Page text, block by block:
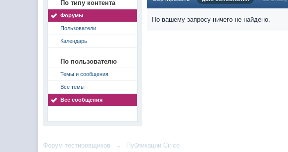
По типу контента
Форумы
Пользователи
Календарь
По пользователю
Темы и сообщения
Все темы
Все сообщения
По вашему запросу ничего не найдено.
Форум тестировщиков → Публикации Cirice